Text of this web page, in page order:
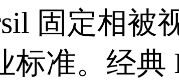
固定相被
标准。经典